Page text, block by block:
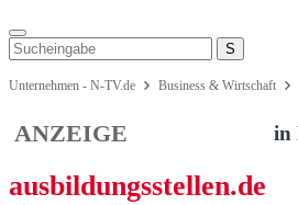
Unternehmen - N-TV.de Business & Wirtschaft
ANZEIGE in
ausbildungsstellen.de